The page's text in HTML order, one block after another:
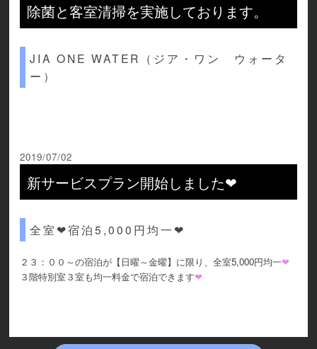
除菌と客室清掃を実施しております。
JIA ONE WATER（ジア・ワン ウォータ
ー）
2019/07/02
新サービスプラン開始しました❤
全室❤宿泊5,000円均一❤
２３：００～の宿泊が【日曜～金曜】に限り、全室5,000円均一❤
３階特別室３室も均一料金で宿泊できます❤